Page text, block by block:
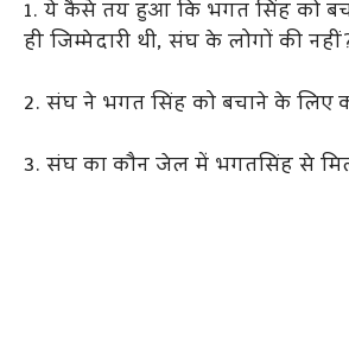
1. ये कैसे तय हुआ कि भगत सिंह को
ही जिम्मेदारी थी, संघ के लोगों की
2. संघ ने भगत सिंह को बचाने के लिए
3. संघ का कौन जेल में भगतसिंह से